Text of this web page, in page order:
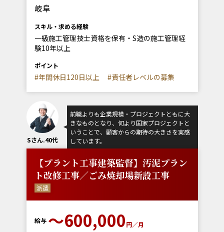
岐阜
スキル・求める経験
一級施工管理技士資格を保有・S造の施工管理経
験10年以上
ポイント
#年間休日120日以上 #責任者レベルの募集
Sさん.40代
前職よりも企業規模・プロジェクトともに大
きなものとなり、何より国家プロジェクトと
いうことで、顧客からの期待の大きさを実感
しています。
【プラント工事建築監督】汚泥プラン
ト改修工事／ごみ焼却場新設工事
派遣
給与 ～600,000円／月